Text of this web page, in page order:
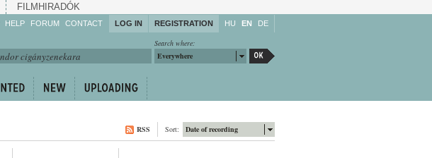
FILMHIRADÓK
HELP
Enrich!
Keep track of what is
Share!
FORUM CONTACT LOG IN REGISTRATION HU EN DE
Search where:
Everywhere
Date of recording
Sort:
RSS